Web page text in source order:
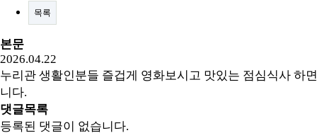
목록
본문
2026.04.22
누리관 생활인분들 즐겁게 영화보시고 맛있는 점심식사 하
니다.
댓글목록
등록된 댓글이 없습니다.